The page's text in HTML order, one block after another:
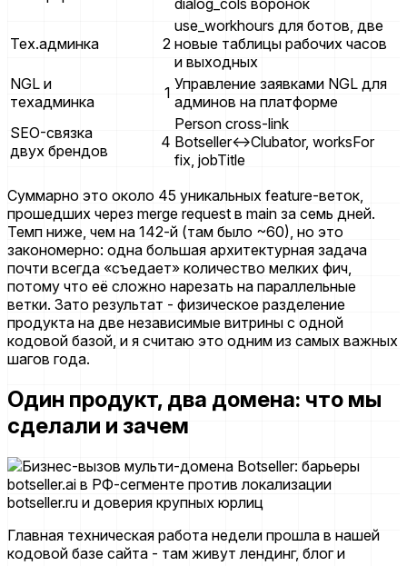
Тех.админка 2
use_workhours для ботов, две
новые таблицы рабочих часов
и выходных
NGL и
техадминка
1 Управление заявками NGL для
админов на платформе
SEO-связка
двух брендов
4
Person cross-link
Botseller↔Clubator, worksFor
fix, jobTitle
Суммарно это около 45 уникальных feature-веток,
прошедших через merge request в main за семь дней.
Темп ниже, чем на 142-й (там было ~60), но это
закономерно: одна большая архитектурная задача
почти всегда «съедает» количество мелких фич,
потому что её сложно нарезать на параллельные
ветки. Зато результат - физическое разделение
продукта на две независимые витрины с одной
кодовой базой, и я считаю это одним из самых важных
шагов года.
Один продукт, два домена: что мы
сделали и зачем
Главная техническая работа недели прошла в нашей
кодовой базе сайта - там живут лендинг, блог и